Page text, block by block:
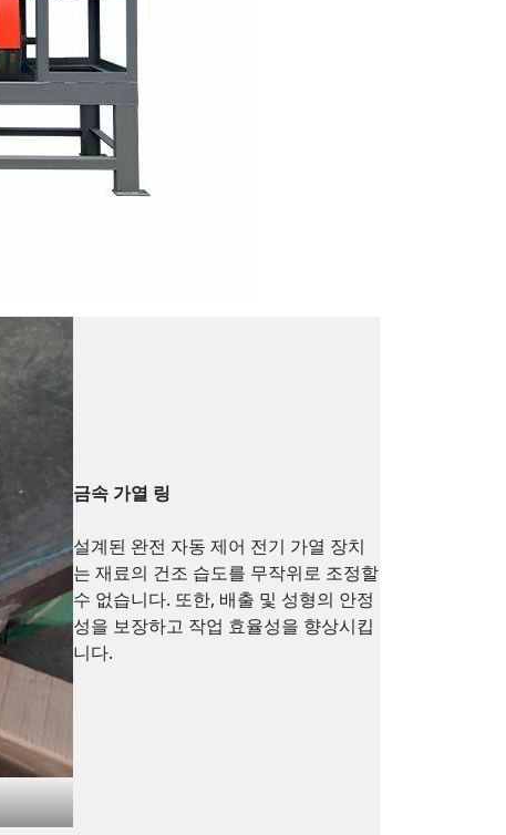
금속 가열 링
설계된 완전 자동 제어 전기 가열 장치
는 재료의 건조 습도를 무작위로 조정할
수 없습니다. 또한, 배출 및 성형의 안정
성을 보장하고 작업 효율성을 향상시킵
니다.